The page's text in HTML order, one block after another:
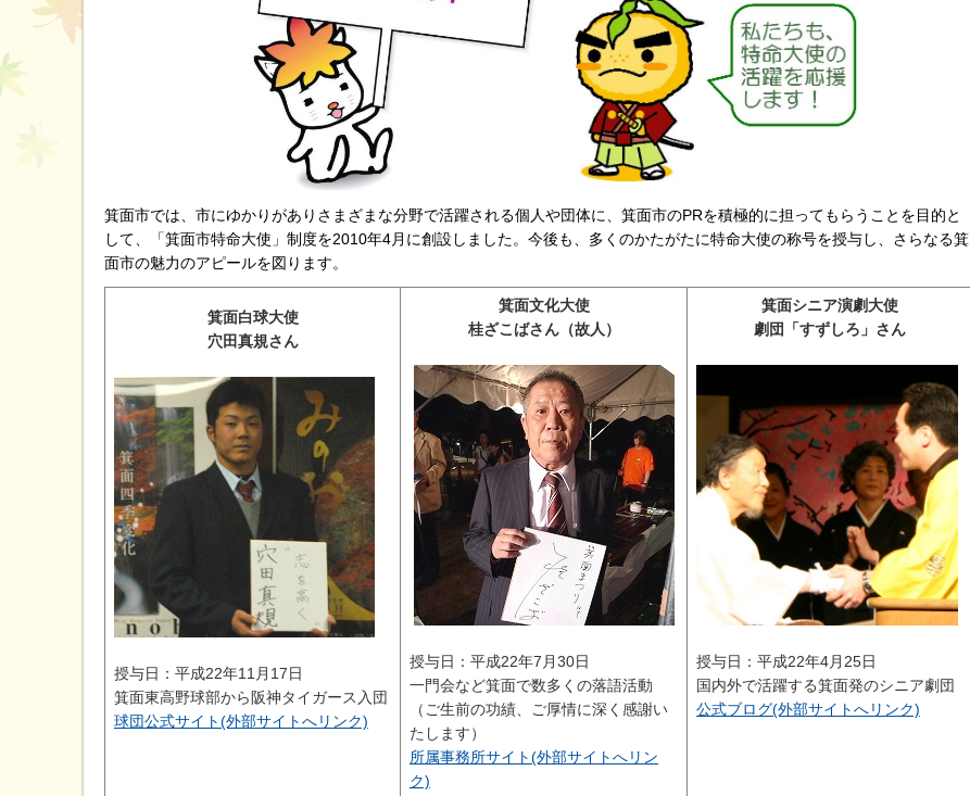
箕面市では、市にゆかりがありさまざまな分野で活躍される個人や団体に、箕面市のPRを積極的に担ってもらうことを目的と
して、「箕面市特命大使」制度を2010年4月に創設しました。今後も、多くのかたがたに特命大使の称号を授与し、さらなる箕
面市の魅力のアピールを図ります。
箕面白球大使
穴田真規さん
授与日：平成22年11月17日
箕面東高野球部から阪神タイガース入団
球団公式サイト(外部サイトへリンク)
箕面文化大使
桂ざこばさん（故人）
授与日：平成22年7月30日
一門会など箕面で数多くの落語活動
（ご生前の功績、ご厚情に深く感謝い
たします）
所属事務所サイト(外部サイトへリン
ク)
箕面シニア演劇大使
劇団「すずしろ」さん
授与日：平成22年4月25日
国内外で活躍する箕面発のシニア劇団
公式ブログ(外部サイトへリンク)